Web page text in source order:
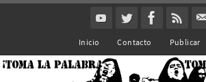
Inicio Contacto Publicar